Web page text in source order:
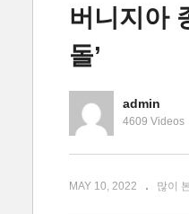
간 ‘전기세’ 폭탄 맞아요
버니지아
돌’
admin
4609 Videos
MAY 10, 2022 많이